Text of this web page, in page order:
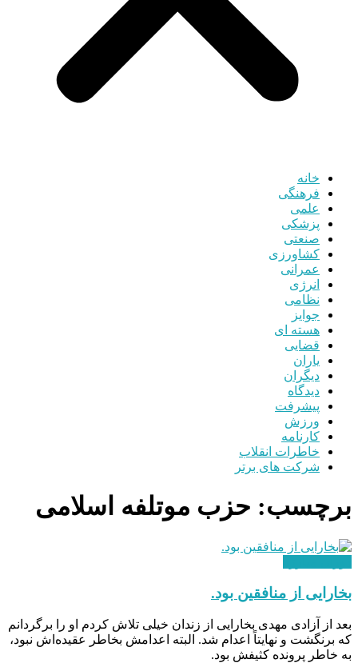
خانه
فرهنگی
علمی
پزشکی
صنعتی
کشاورزی
عمرانی
انرژی
نظامی
جوایز
هسته ای
قضایی
یاران
دیگران
دیدگاه
پیشرفت
ورزش
کارنامه
خاطرات انقلاب
شرکت های برتر
برچسب: حزب موتلفه اسلامی
بخارایی از منافقین بود.
بعد از آزادی مهدی بخارایی از زندان خیلی تلاش کردم او را برگردانم
که برنگشت و نهایتاً اعدام شد. البته اعدامش بخاطر عقیده‌اش نبود،
به خاطر پرونده کثیفش بود.